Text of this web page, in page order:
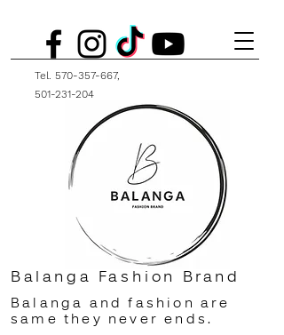
Tel. 570-357-667,
501-231-204
Balanga Fashion Brand
Balanga and fashion are
same they never ends.